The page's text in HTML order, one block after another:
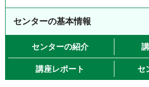
センターの基本情報
センターの紹介
講座レポート セ